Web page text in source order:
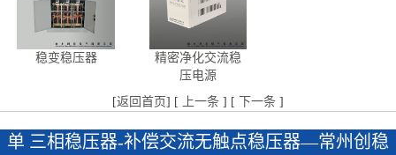
稳变稳压器
精密净化交流稳
压电源
[返回首页] [ 上一条 ] [ 下一条 ]
单 三相稳压器-补偿交流无触点稳压器—常州创稳